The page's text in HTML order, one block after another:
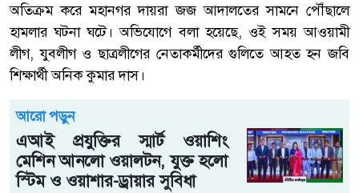
অতিক্রম করে মহানগর দায়রা জজ আদালতের সামনে পৌঁছালে
হামলার ঘটনা ঘটে। অভিযোগে বলা হয়েছে, ওই সময় আওয়ামী
লীগ, যুবলীগ ও ছাত্রলীগের নেতাকর্মীদের গুলিতে আহত হন জবি
শিক্ষার্থী অনিক কুমার দাস।
আরো পড়ুন
এআই প্রযুক্তির স্মার্ট ওয়াশিং
মেশিন আনলো ওয়ালটন, যুক্ত হলো
স্টিম ও ওয়াশার-ড্রায়ার সুবিধা